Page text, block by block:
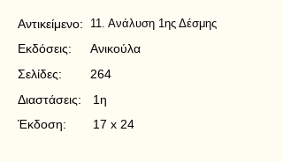
Αντικείμενο:
Εκδόσεις:
Σελίδες:
11. Ανάλυση 1ης Δέσμης
Ανικούλα
264
Διαστάσεις:
Έκδοση:
1η
17 x 24